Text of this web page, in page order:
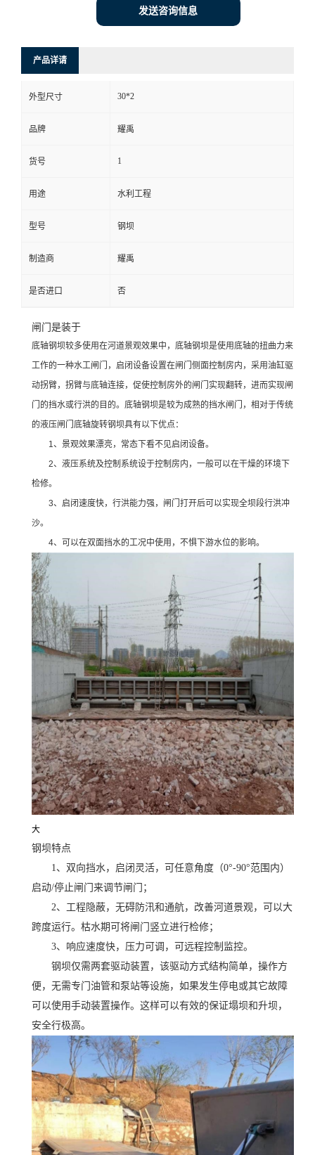
发送咨询信息
产品详请
外型尺寸 30*2
品牌 耀禹
货号 1
用途 水利工程
型号 钢坝
制造商 耀禹
是否进口 否
闸门是装于
底轴钢坝较多使用在河道景观效果中，底轴钢坝是使用底轴的扭曲力来
工作的一种水工闸门，启闭设备设置在闸门侧面控制房内，采用油缸驱
动拐臂，拐臂与底轴连接，促使控制房外的闸门实现翻转，进而实现闸
门的挡水或行洪的目的。底轴钢坝是较为成熟的挡水闸门，相对于传统
的液压闸门底轴旋转钢坝具有以下优点：
1、景观效果漂亮，常态下看不见启闭设备。
2、液压系统及控制系统设于控制房内，一般可以在干燥的环境下
检修。
3、启闭速度快，行洪能力强，闸门打开后可以实现全坝段行洪冲
沙。
4、可以在双面挡水的工况中使用，不惧下游水位的影响。
大
钢坝特点
1、双向挡水，启闭灵活，可任意角度（0°-90°范围内）
启动/停止闸门来调节闸门；
2、工程隐蔽，无碍防汛和通航，改善河道景观，可以大
跨度运行。枯水期可将闸门竖立进行检修；
3、响应速度快，压力可调，可远程控制监控。
钢坝仅需两套驱动装置，该驱动方式结构简单，操作方
便，无需专门油管和泵站等设施，如果发生停电或其它故障
可以使用手动装置操作。这样可以有效的保证塌坝和升坝，
安全行极高。